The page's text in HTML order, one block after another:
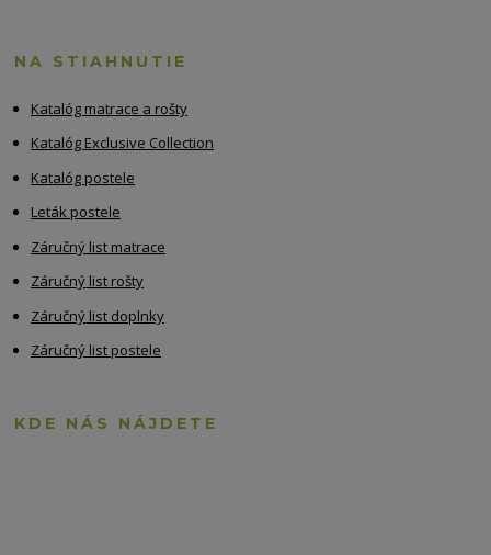
NA STIAHNUTIE
Katalóg matrace a rošty
Katalóg Exclusive Collection
Katalóg postele
Leták postele
Záručný list matrace
Záručný list rošty
Záručný list doplnky
Záručný list postele
KDE NÁS NÁJDETE